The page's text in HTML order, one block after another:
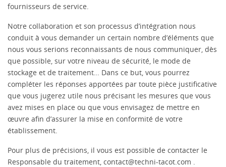
fournisseurs de service.
Notre collaboration et son processus d’intégration nous
conduit à vous demander un certain nombre d’éléments que
nous vous serions reconnaissants de nous communiquer, dès
que possible, sur votre niveau de sécurité, le mode de
stockage et de traitement… Dans ce but, vous pourrez
compléter les réponses apportées par toute pièce justificative
que vous jugerez utile nous précisant les mesures que vous
avez mises en place ou que vous envisagez de mettre en
œuvre afin d’assurer la mise en conformité de votre
établissement.
Pour plus de précisions, il vous est possible de contacter le
Responsable du traitement, contact@techni-tacot.com .